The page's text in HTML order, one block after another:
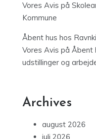
Vores Avis på
Kommune
Åbent hus hos
Vores Avis på Åbent
udstillinger og
Archives
august 2026
juli 2026